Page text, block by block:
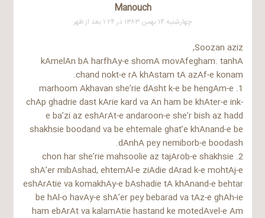
Manouch
چهارشنبه ۱۴ بهمن ۱۳۸۳ در ۱:۲۴ بعد از ظهر
Soozan aziz,
kAmelAn bA harfhAy-e shomA movAfegham. tanhA
chand nokt-e rA khAstam tA azAf-e konam.
1. marhoom Akhavan she’rie dAsht k-e be hengAm-e
chAp ghadrie dast kArie kard va An ham be khAter-e ink-
e ba’zi az eshArAt-e andaroon-e she’r bish az hadd
shakhsie boodand va be ehtemale ghat’e khAnand-e be
dAnhA pey nemiborb-e boodash.
2. chon har she’rie mahsoolie az tajArob-e shakhsie
shA’er mibAshad, ehtemAl-e ziAdie dArad k-e mohtAj-e
eshArAtie va komakhAy-e bAshadie tA khAnand-e behtar
be hAl-o havAy-e shA’er pey bebarad va tAz-e ghAh-ie
ham ebArAt va kalamAtie hastand ke motedAvel-e Am